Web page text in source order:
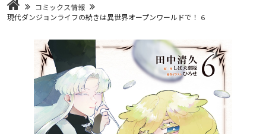
LiQulle
ラブパルフェ
ロサージュノベルス
その他
ゲーム
通販・NEWS
企業
会社概要
採用情報
アクセス
オーバーラップホールディングス
お問い合わせはこちら
オーバーラップ文庫
オーバーラップノベルス
コミックス情報
現代ダンジョンライフの続きは異世界オープンワールドで！ 6